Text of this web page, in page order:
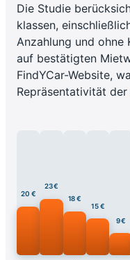
Die Studie
klassen,
Anzahlung und
auf bestätigten
FindYCar-Website,
Repräsentativität
20 €
23 €
18 €
15 €
9 €